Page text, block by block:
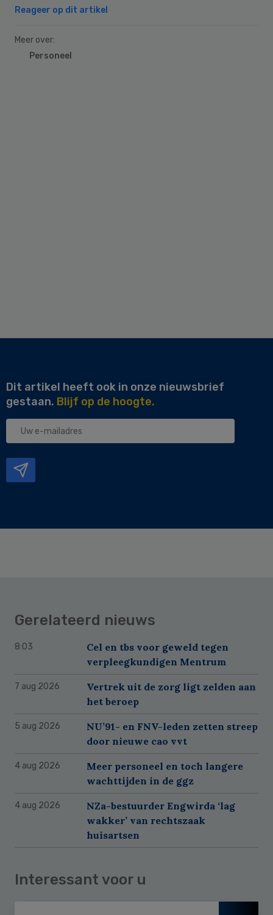
Reageer op dit artikel
Meer over:
Personeel
Dit artikel heeft ook in onze nieuwsbrief
gestaan. Blijf op de hoogte.
Uw
Gerelateerd nieuws
8:03
Cel en tbs voor geweld tegen
verpleegkundigen Mentrum
7 aug 2026
Vertrek uit de zorg ligt zelden aan
het beroep
5 aug 2026
NU’91- en FNV-leden zetten streep
door nieuwe cao vvt
4 aug 2026
Meer personeel en toch langere
wachttijden in de ggz
4 aug 2026
NZa-bestuurder Engwirda ‘lag
wakker’ van rechtszaak
huisartsen
Interessant voor u